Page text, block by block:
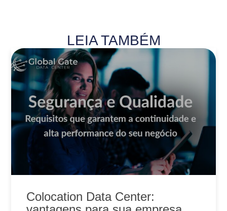
LEIA TAMBÉM
Colocation Data Center: